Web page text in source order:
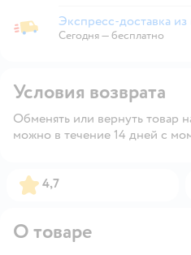
Экспресс-доставка из магазина
Экспресс-доставка из
Сегодня—бесплатно
Условия возврата
Обменять или вернуть товар
можно в течение 14 дней с
Рейтинг:
4,7
О товаре